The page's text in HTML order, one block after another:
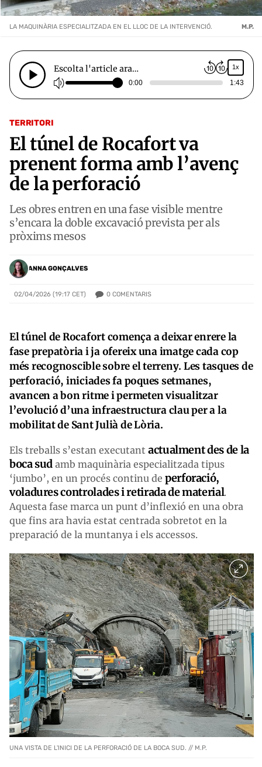
TERRITORI
El túnel de Rocafort va
prenent forma amb l’avenç
de la perforació
Les obres entren en una fase visible mentre
s’encara la doble excavació prevista per als
pròxims mesos
ANNA GONÇALVES
02/04/2026 (19:17 CET) 0 COMENTARIS
LA MAQUINÀRIA ESPECIALITZADA EN EL LLOC DE LA INTERVENCIÓ. M.P.
Escolta l'article ara… 1x
0:00 1:43
El túnel de Rocafort comença a deixar enrere la
fase prepatòria i ja ofereix una imatge cada cop
més recognoscible sobre el terreny. Les tasques de
perforació, iniciades fa poques setmanes,
avancen a bon ritme i permeten visualitzar
l’evolució d’una infraestructura clau per a la
mobilitat de Sant Julià de Lòria.
Els treballs s’estan executant actualment des de la
boca sud amb maquinària especialitzada tipus
‘jumbo’, en un procés continu de perforació,
voladures controlades i retirada de material.
Aquesta fase marca un punt d’inflexió en una obra
que fins ara havia estat centrada sobretot en la
preparació de la muntanya i els accessos.
UNA VISTA DE L'INICI DE LA PERFORACIÓ DE LA BOCA SUD. // M.P.